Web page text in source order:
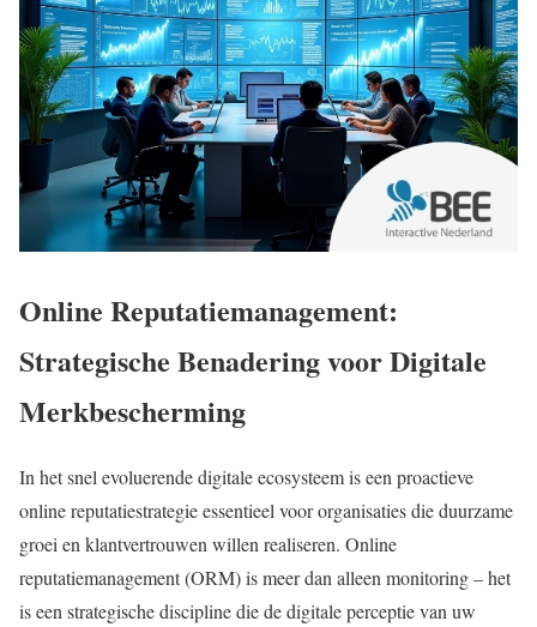
Online Reputatiemanagement:
Strategische Benadering voor Digitale
Merkbescherming
In het snel evoluerende digitale ecosysteem is een proactieve
online reputatiestrategie essentieel voor organisaties die duurzame
groei en klantvertrouwen willen realiseren. Online
reputatiemanagement (ORM) is meer dan alleen monitoring – het
is een strategische discipline die de digitale perceptie van uw